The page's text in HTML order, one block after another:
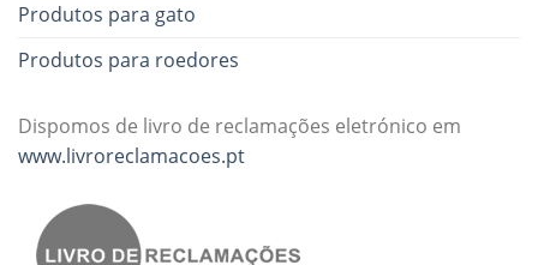
Produtos para gato
Produtos para roedores
Dispomos de livro de reclamações eletrónico em
www.livroreclamacoes.pt